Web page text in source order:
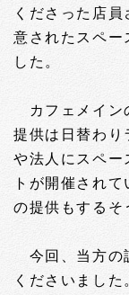
くださった店
意されたスペー
した。
カフェメイン
提供は日替わり
や法人にスペー
トが開催され
の提供もするそ
今回、当方の
くださいまし